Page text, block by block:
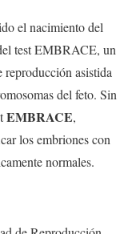
el nacimiento del
test EMBRACE, un
reproducción asistida
del feto. Sin
EMBRACE,
los embriones con
normales.